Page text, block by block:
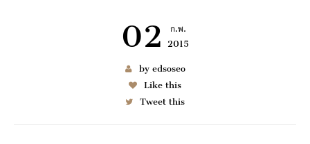
02
ก.พ.
2015
by edsoseo
Like this
Tweet this